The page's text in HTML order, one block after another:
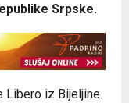
Srpske.
Libero iz Bijeljine.